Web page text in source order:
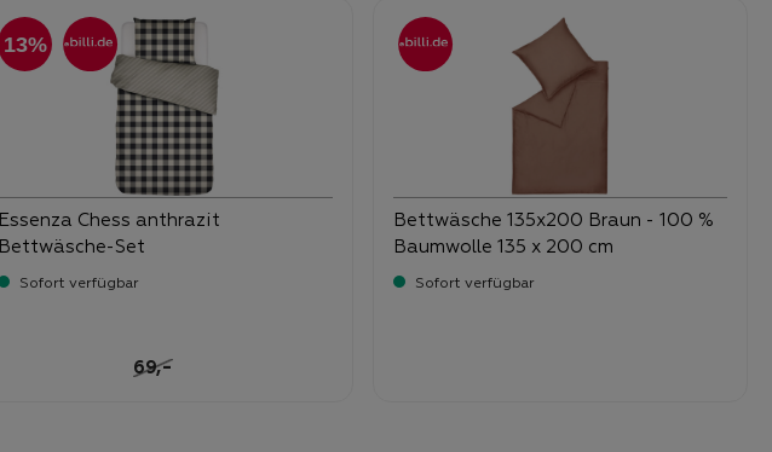
13%
Essenza Chess anthrazit
Bettwäsche-Set
Sofort verfügbar
Regulärer Preis:
69,-
Verkaufspreis:
Bettwäsche 135x200 Braun - 100 %
Baumwolle 135 x 200 cm
Sofort verfügbar